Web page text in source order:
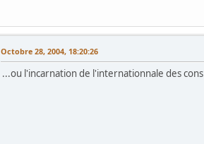
Octobre 28, 2004, 18:20:26
...ou l'incarnation de l'internationnale des cons